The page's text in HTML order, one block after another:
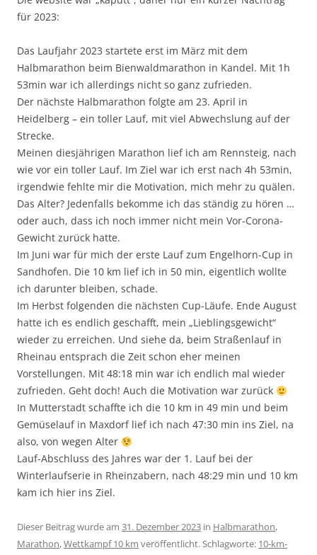
für 2023:
Das Laufjahr 2023 startete erst im März mit dem
Halbmarathon beim Bienwaldmarathon in Kandel. Mit 1h
53min war ich allerdings nicht so ganz zufrieden.
Der nächste Halbmarathon folgte am 23. April in
Heidelberg – ein toller Lauf, mit viel Abwechslung auf der
Strecke.
Meinen diesjährigen Marathon lief ich am Rennsteig, nach
wie vor ein toller Lauf. Im Ziel war ich erst nach 4h 53min,
irgendwie fehlte mir die Motivation, mich mehr zu quälen.
Das Alter? Jedenfalls bekomme ich das ständig zu hören …
oder auch, dass ich noch immer nicht mein Vor-Corona-
Gewicht zurück hatte.
Im Juni war für mich der erste Lauf zum Engelhorn-Cup in
Sandhofen. Die 10 km lief ich in 50 min, eigentlich wollte
ich darunter bleiben, schade.
Im Herbst folgenden die nächsten Cup-Läufe. Ende August
hatte ich es endlich geschafft, mein „Lieblingsgewicht“
wieder zu erreichen. Und siehe da, beim Straßenlauf in
Rheinau entsprach die Zeit schon eher meinen
Vorstellungen. Mit 48:18 min war ich endlich mal wieder
zufrieden. Geht doch! Auch die Motivation war zurück
In Mutterstadt schaffte ich die 10 km in 49 min und beim
Gemüselauf in Maxdorf lief ich nach 47:30 min ins Ziel, na
also, von wegen Alter
Lauf-Abschluss des Jahres war der 1. Lauf bei der
Winterlaufserie in Rheinzabern, nach 48:29 min und 10 km
kam ich hier ins Ziel.
Dieser Beitrag wurde am 31. Dezember 2023 in Halbmarathon,
Marathon,Wettkampf 10 km veröffentlicht. Schlagworte: 10-km-